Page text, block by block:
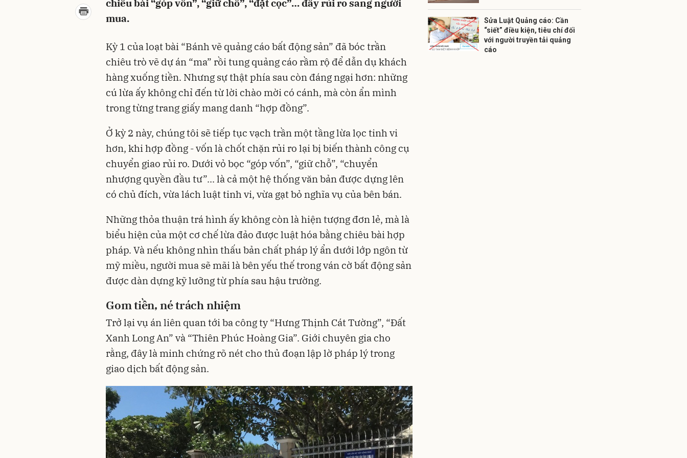
chiêu bài “góp vốn”, “giữ chỗ”, “đặt cọc”… đẩy rủi ro sang người
mua.
Kỳ 1 của loạt bài “Bánh vẽ quảng cáo bất động sản” đã bóc trần
chiêu trò vẽ dự án “ma” rồi tung quảng cáo rầm rộ để dẫn dụ khách
hàng xuống tiền. Nhưng sự thật phía sau còn đáng ngại hơn: những
cú lừa ấy không chỉ đến từ lời chào mời có cánh, mà còn ẩn mình
trong từng trang giấy mang danh “hợp đồng”.
Ở kỳ 2 này, chúng tôi sẽ tiếp tục vạch trần một tầng lừa lọc tinh vi
hơn, khi hợp đồng - vốn là chốt chặn rủi ro lại bị biến thành công cụ
chuyển giao rủi ro. Dưới vỏ bọc “góp vốn”, “giữ chỗ”, “chuyển
nhượng quyền đầu tư”... là cả một hệ thống văn bản được dựng lên
có chủ đích, vừa lách luật tinh vi, vừa gạt bỏ nghĩa vụ của bên bán.
Những thỏa thuận trá hình ấy không còn là hiện tượng đơn lẻ, mà là
biểu hiện của một cơ chế lừa đảo được luật hóa bằng chiêu bài hợp
pháp. Và nếu không nhìn thấu bản chất pháp lý ẩn dưới lớp ngôn từ
mỹ miều, người mua sẽ mãi là bên yếu thế trong ván cờ bất động sản
được dàn dựng kỹ lưỡng từ phía sau hậu trường.
Gom tiền, né trách nhiệm
Trở lại vụ án liên quan tới ba công ty “Hưng Thịnh Cát Tường”, “Đất
Xanh Long An” và “Thiên Phúc Hoàng Gia”. Giới chuyên gia cho
rằng, đây là minh chứng rõ nét cho thủ đoạn lập lờ pháp lý trong
giao dịch bất động sản.
Sửa Luật Quảng cáo: Cần
“siết” điều kiện, tiêu chí đối
với người truyền tải quảng
cáo